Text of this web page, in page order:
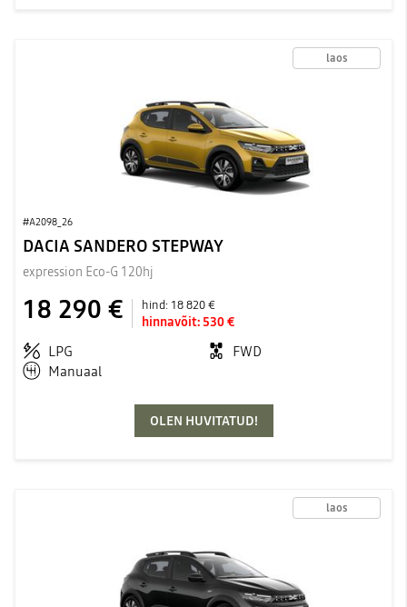
laos
#A2098_26
DACIA SANDERO STEPWAY
expression Eco-G 120hj
18 290 € hind: 18 820 €
hinnavõit: 530 €
LPG
FWD
Manuaal
OLEN HUVITATUD!
laos